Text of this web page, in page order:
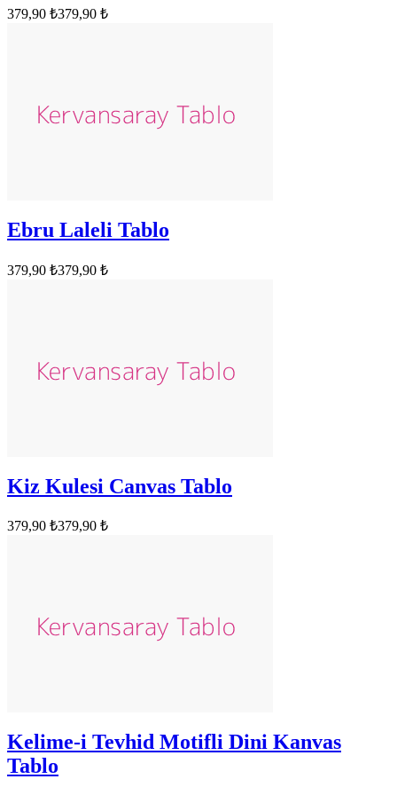
379,90 ₺379,90 ₺
Ebru Laleli Tablo
379,90 ₺379,90 ₺
Kiz Kulesi Canvas Tablo
379,90 ₺379,90 ₺
Kelime-i Tevhid Motifli Dini Kanvas
Tablo